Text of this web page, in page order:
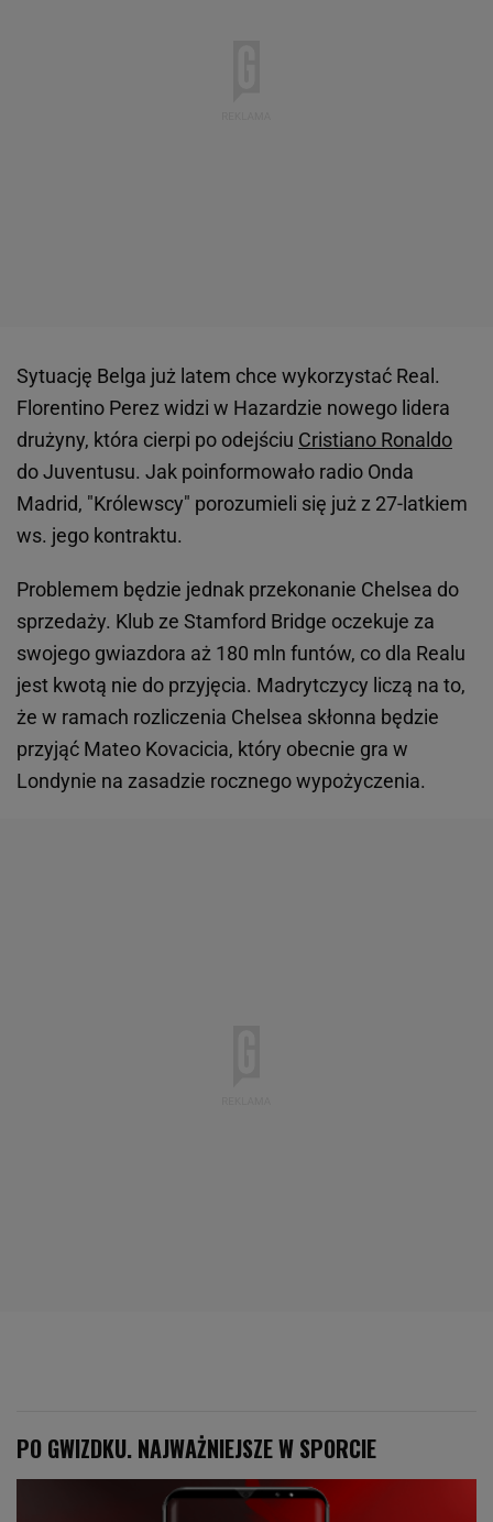
Sytuację Belga już latem chce wykorzystać Real.
Florentino Perez widzi w Hazardzie nowego lidera
drużyny, która cierpi po odejściu Cristiano Ronaldo
do Juventusu. Jak poinformowało radio Onda
Madrid, "Królewscy" porozumieli się już z 27-latkiem
ws. jego kontraktu.
Problemem będzie jednak przekonanie Chelsea do
sprzedaży. Klub ze Stamford Bridge oczekuje za
swojego gwiazdora aż 180 mln funtów, co dla Realu
jest kwotą nie do przyjęcia. Madrytczycy liczą na to,
że w ramach rozliczenia Chelsea skłonna będzie
przyjąć Mateo Kovacicia, który obecnie gra w
Londynie na zasadzie rocznego wypożyczenia.